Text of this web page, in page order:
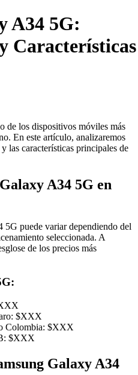
A34 5G:
Características
de los dispositivos móviles más
En este artículo, analizaremos
las características principales de
A34 5G en
puede variar dependiendo del
seleccionada. A
de los precios más
$XXX
Colombia: $XXX
$XXX
Galaxy A34